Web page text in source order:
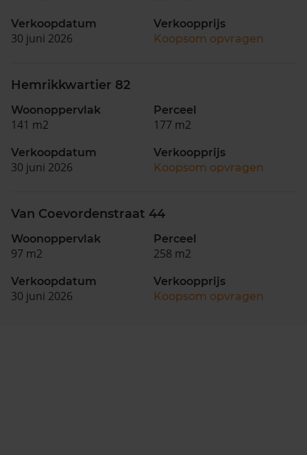
Verkoopdatum
30 juni 2026
Verkoopprijs
Koopsom opvragen
Hemrikkwartier 82
Woonoppervlak
141 m2
Perceel
177 m2
Verkoopdatum
30 juni 2026
Verkoopprijs
Koopsom opvragen
Van Coevordenstraat 44
Woonoppervlak
97 m2
Perceel
258 m2
Verkoopdatum
30 juni 2026
Verkoopprijs
Koopsom opvragen